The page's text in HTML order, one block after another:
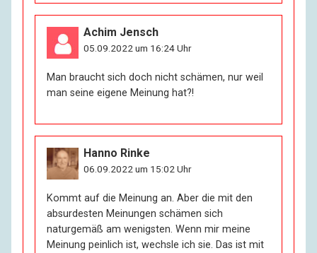
Achim Jensch
05.09.2022 um 16:24 Uhr
Man braucht sich doch nicht schämen, nur weil
man seine eigene Meinung hat?!
Hanno Rinke
06.09.2022 um 15:02 Uhr
Kommt auf die Meinung an. Aber die mit den
absurdesten Meinungen schämen sich
naturgemäß am wenigsten. Wenn mir meine
Meinung peinlich ist, wechsle ich sie. Das ist mit